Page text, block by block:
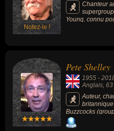
Notez-le !
Chanteur
Young, connu
haute et pure,
Pete Shelley
1955 -
Anglais,
Auteur,
Buzzcocks
Manchester et
la fin des années